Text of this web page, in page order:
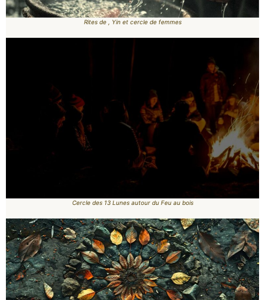
Rites de , Yin et cercle de femmes
Cercle des 13 Lunes autour du Feu au bois